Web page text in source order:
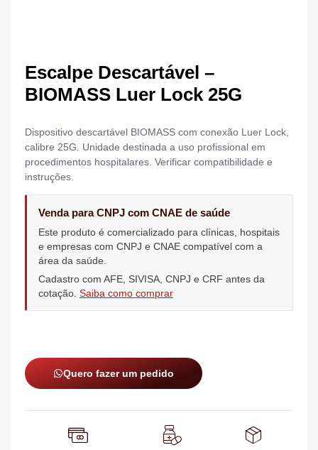
Escalpe Descartável –
BIOMASS Luer Lock 25G
Dispositivo descartável BIOMASS com conexão Luer Lock,
calibre 25G. Unidade destinada a uso profissional em
procedimentos hospitalares. Verificar compatibilidade e
instruções.
Venda para CNPJ com CNAE de saúde
Este produto é comercializado para clínicas, hospitais
e empresas com CNPJ e CNAE compatível com a
área da saúde.
Cadastro com AFE, SIVISA, CNPJ e CRF antes da
cotação. Saiba como comprar
Quero fazer um pedido